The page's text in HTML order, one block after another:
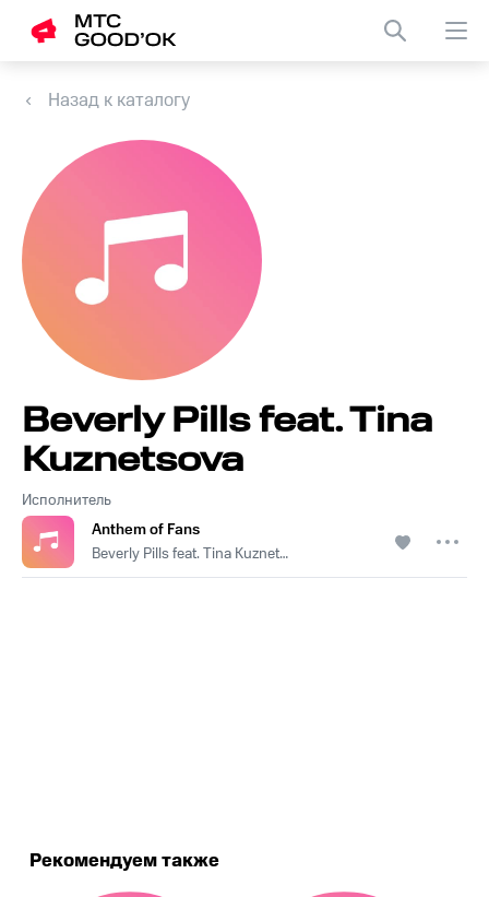
Назад к каталогу
Исполнитель
Beverly Pills feat. Tina
Kuznetsova
Anthem of Fans
Beverly Pills feat. Tina Kuznetsova
Рекомендуем также